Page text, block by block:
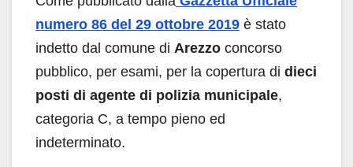
numero 86 del 29 ottobre 2019 è stato
indetto dal comune di Arezzo concorso
pubblico, per esami, per la copertura di dieci
posti di agente di polizia municipale,
categoria C, a tempo pieno ed
indeterminato.